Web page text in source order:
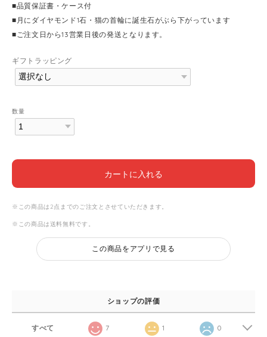
■品質保証書・ケース付
■月にダイヤモンド1石・猫の首輪に誕生石がぶら下がっています
■ご注文日から13営業日後の発送となります。
ギフトラッピング
数量
カートに入れる
※この商品は2点までのご注文とさせていただきます。
※この商品は 送料無料です。
この商品をアプリで見る
ショップの評価
すべて 7 1 0